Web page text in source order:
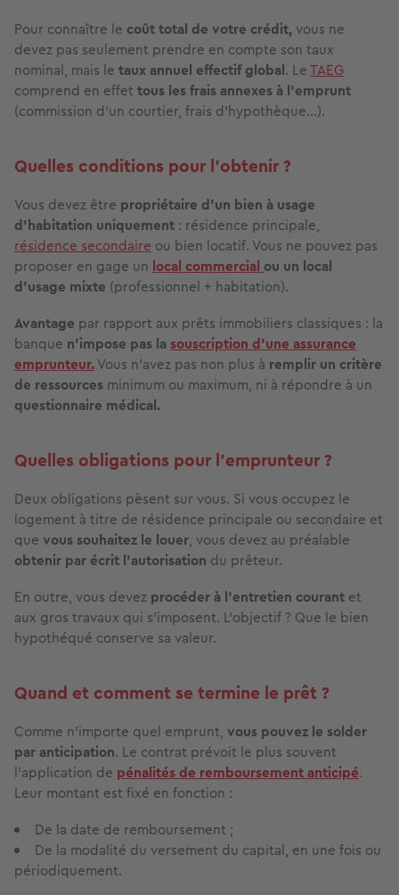
Pour connaître le coût total de votre crédit, vous ne
devez pas seulement prendre en compte son taux
nominal, mais le taux annuel effectif global. LeTAEG
comprend en effet tous les frais annexes à l’emprunt
(commission d’un courtier, frais d’hypothèque…).
Quelles conditions pour l’obtenir ?
Vous devez être propriétaire d’un bien à usage
d’habitation uniquement : résidence principale,
résidence secondaire ou bien locatif. Vous ne pouvez pas
proposer en gage un local commercial ou un local
d’usage mixte (professionnel + habitation).
Avantage par rapport aux prêts immobiliers classiques : la
banque n’impose pas lasouscription d’une assurance
emprunteur.Vous n’avez pas non plus à remplir un critère
de ressources minimum ou maximum, ni à répondre à un
questionnaire médical.
Quelles obligations pour l’emprunteur ?
Deux obligations pèsent sur vous. Si vous occupez le
logement à titre de résidence principale ou secondaire et
que vous souhaitez le louer, vous devez au préalable
obtenir par écrit l’autorisation du prêteur.
En outre, vous devez procéder à l’entretien courant et
aux gros travaux qui s’imposent. L’objectif ? Que le bien
hypothéqué conserve sa valeur.
Quand et comment se termine le prêt ?
Comme n’importe quel emprunt, vous pouvez le solder
par anticipation. Le contrat prévoit le plus souvent
l’application de pénalités de remboursement anticipé.
Leur montant est fixé en fonction :
De la date de remboursement ;
De la modalité du versement du capital, en une fois ou
périodiquement.